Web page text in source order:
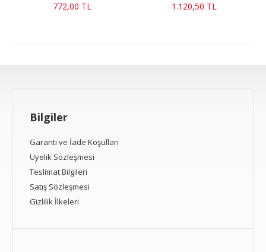
772,00 TL 1.120,50 TL
Bilgiler
Garanti ve İade Koşulları
Üyelik Sözleşmesi
Teslimat Bilgileri
Satış Sözleşmesi
Gizlilik İlkeleri